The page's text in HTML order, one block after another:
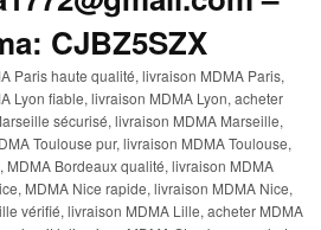
CJBZ5SZX
Paris haute qualité, livraison MDMA Paris,
Lyon fiable, livraison MDMA Lyon, acheter
sécurisé, livraison MDMA Marseille,
Toulouse pur, livraison MDMA Toulouse,
MDMA Bordeaux qualité, livraison MDMA
MDMA Nice rapide, livraison MDMA Nice,
vérifié, livraison MDMA Lille, acheter MDMA